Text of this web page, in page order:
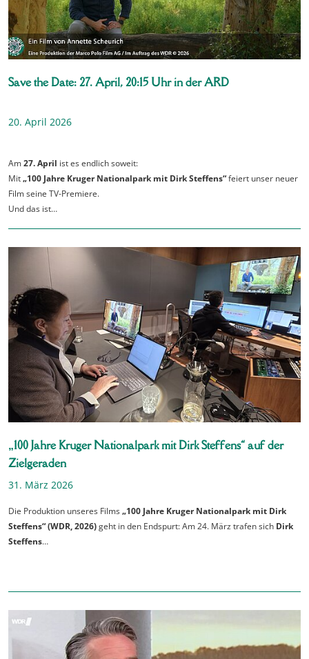
Save the Date: 27. April, 20:15 Uhr in der ARD
20. April 2026
Am27. April ist es endlich soweit:
Mit„100 Jahre Kruger Nationalpark mit Dirk Steffens“feiert unser neuer
Film seine TV-Premiere.
Und das ist…
„100 Jahre Kruger Nationalpark mit Dirk Steffens“ auf der
Zielgeraden
31. März 2026
Die Produktion unseres Films„100 Jahre Kruger Nationalpark mit Dirk
Steffens“ (WDR, 2026)geht in den Endspurt: Am 24. März trafen sich Dirk
Steffens…